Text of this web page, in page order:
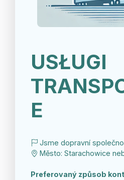
USŁUGI
E
Jsme dopravní
Město: Starachowice
Preferovaný způsob